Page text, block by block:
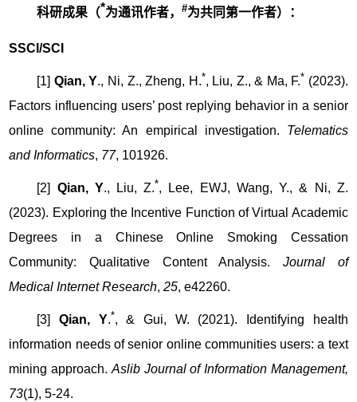
科研成果（*为通讯作者，#为共同第一作者）：
SSCI/SCI
[1] Qian, Y., Ni, Z., Zheng, H.*, Liu, Z., & Ma, F.* (2023).
Factors influencing users’ post replying behavior in a senior
online community: An empirical investigation. Telematics
and Informatics, 77, 101926.
[2] Qian, Y., Liu, Z.*, Lee, EWJ, Wang, Y., & Ni, Z.
(2023). Exploring the Incentive Function of Virtual Academic
Degrees in a Chinese Online Smoking Cessation
Community: Qualitative Content Analysis.Journal of
Medical Internet Research, 25, e42260.
[3]Qian, Y.*, & Gui, W. (2021). Identifying health
information needs of senior online communities users: a text
mining approach.Aslib Journal of Information Management,
73(1), 5-24.